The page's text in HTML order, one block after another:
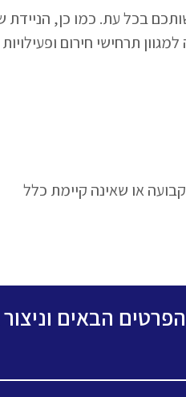
בכל עת. כמו כן,
תרחישי חירום ופעילויות
או שאינה קיימת כלל
הבאים